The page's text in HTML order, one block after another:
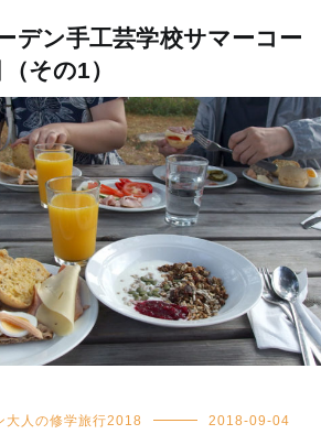
デン手工芸学校サマーコー
その1）
大人の修学旅行2018 2018-09-04